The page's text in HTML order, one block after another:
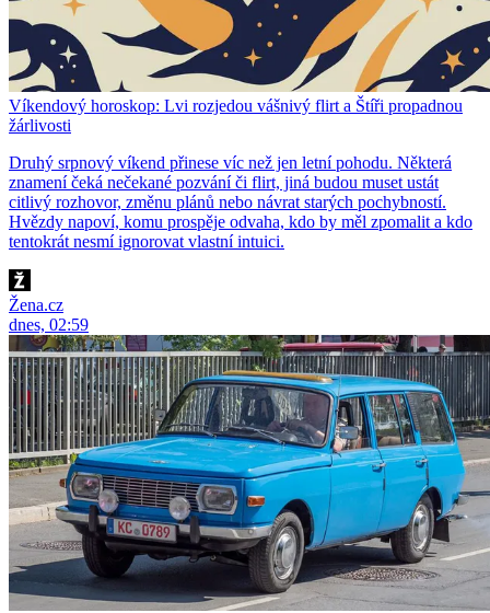
Víkendový horoskop: Lvi rozjedou vášnivý flirt a Štíři propadnou
žárlivosti
Druhý srpnový víkend přinese víc než jen letní pohodu. Některá
znamení čeká nečekané pozvání či flirt, jiná budou muset ustát
citlivý rozhovor, změnu plánů nebo návrat starých pochybností.
Hvězdy napoví, komu prospěje odvaha, kdo by měl zpomalit a kdo
tentokrát nesmí ignorovat vlastní intuici.
Žena.cz
dnes, 02:59